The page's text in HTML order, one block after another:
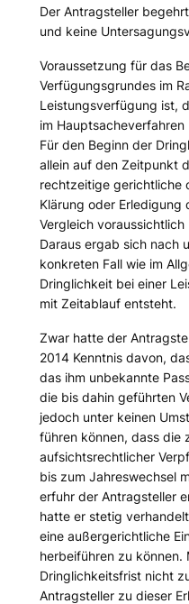
Der Antragsteller
und keine
Voraussetzung für das
Verfügungsgrundes im
Leistungsverfügung ist,
im
Für den Beginn der
allein auf den Zeitpunkt
rechtzeitige gerichtliche
Klärung oder Erledigung
Vergleich
Daraus ergab sich nach
konkreten Fall wie im
Dringlichkeit bei einer
mit Zeitablauf entsteht.
Zwar hatte der
2014 Kenntnis davon,
das ihm unbekannte
die bis dahin geführten
jedoch unter keinen
führen können, dass die
aufsichtsrechtlicher
bis zum Jahreswechsel
erfuhr der Antragsteller
hatte er stetig
eine außergerichtliche
herbeiführen zu können.
Dringlichkeitsfrist nicht
Antragsteller zu dieser